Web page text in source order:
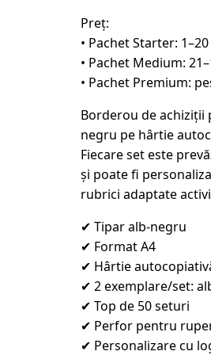
Preț:
• Pachet Starter:
• Pachet Medium:
• Pachet Premium:
Borderou de achiziții
negru pe hârtie
Fiecare set este
și poate fi
rubrici adaptate
✔ Tipar alb-negru
✔ Format A4
✔ Hârtie
✔ 2 exemplare/set:
✔ Top de 50 seturi
✔ Perfor pentru
✔ Personalizare cu